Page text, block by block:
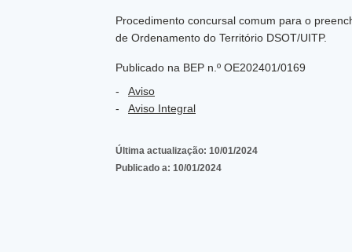
Procedimento concursal comum para o
de Ordenamento do Território DSOT/UITP.
Publicado na BEP n.º OE202401/0169
Aviso
Aviso Integral
Última actualização: 10/01/2024
Publicado a: 10/01/2024